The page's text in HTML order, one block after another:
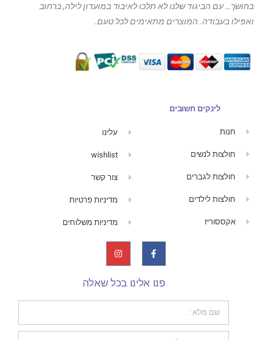
בחושך… עם הביגודשלנו לא תלכו לאיבוד במועדון לילה, ברחוב
ואפילו בעבודה. המוצרים מתאימים לכל טעם.
לינקים חשובים
חנות
חולצות לנשים
חולצות לגברים
חולצות לילדים
אקססוריז
עלינו
wishlist
צור קשר
מדיניות פרטיות
מדיניות משלוחים
פנו אלינו בכל שאלה